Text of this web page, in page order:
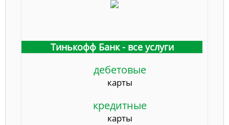
Тинькофф Банк - все услуги
дебетовые
карты
кредитные
карты